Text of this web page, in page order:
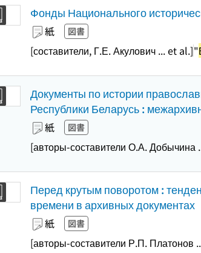
Фонды Национального
紙 図書
[составители, Г.Е. Акулович ... et al.]"
Документы по истории
Республики Беларусь :
紙 図書
[авторы-составители О.А.
Перед крутым поворотом :
времени в архивных документах
紙 図書
[авторы-составители Р.П. Платонов